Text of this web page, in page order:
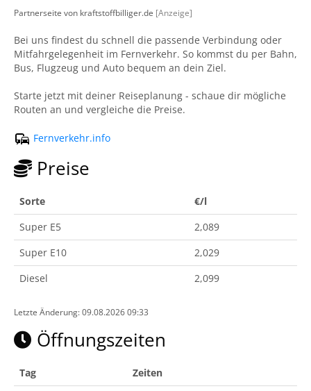
Partnerseite von kraftstoffbilliger.de [Anzeige]
Bei uns findest du schnell die passende Verbindung oder
Mitfahrgelegenheit im Fernverkehr. So kommst du per Bahn,
Bus, Flugzeug und Auto bequem an dein Ziel.
Starte jetzt mit deiner Reiseplanung - schaue dir mögliche
Routen an und vergleiche die Preise.
Fernverkehr.info
Preise
Sorte
€/l
Super E5
2,089
Super E10
2,029
Diesel
2,099
Letzte Änderung: 09.08.2026 09:33
Öffnungszeiten
Tag
Zeiten